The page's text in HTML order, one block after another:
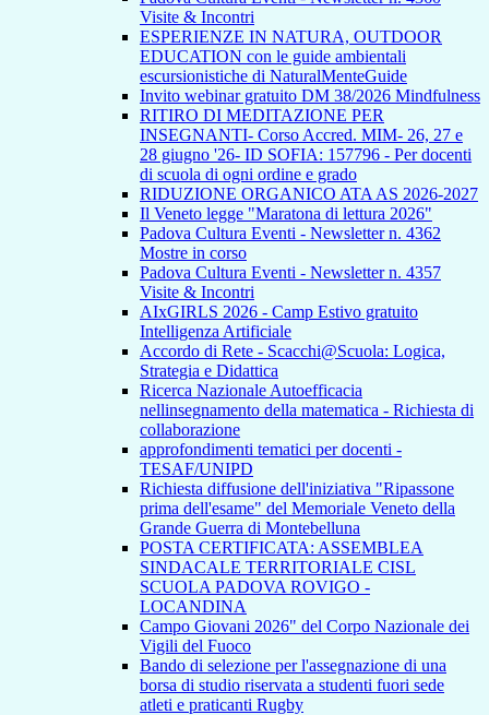
Visite & Incontri
ESPERIENZE IN NATURA, OUTDOOR
EDUCATION con le guide ambientali
escursionistiche di NaturalMenteGuide
Invito webinar gratuito DM 38/2026 Mindfulness
RITIRO DI MEDITAZIONE PER
INSEGNANTI- Corso Accred. MIM- 26, 27 e
28 giugno '26- ID SOFIA: 157796 - Per docenti
di scuola di ogni ordine e grado
RIDUZIONE ORGANICO ATA AS 2026-2027
Il Veneto legge "Maratona di lettura 2026"
Padova Cultura Eventi - Newsletter n. 4362
Mostre in corso
Padova Cultura Eventi - Newsletter n. 4357
Visite & Incontri
AIxGIRLS 2026 - Camp Estivo gratuito
Intelligenza Artificiale
Accordo di Rete - Scacchi@Scuola: Logica,
Strategia e Didattica
Ricerca Nazionale Autoefficacia
nellinsegnamento della matematica - Richiesta di
collaborazione
approfondimenti tematici per docenti -
TESAF/UNIPD
Richiesta diffusione dell'iniziativa "Ripassone
prima dell'esame" del Memoriale Veneto della
Grande Guerra di Montebelluna
POSTA CERTIFICATA: ASSEMBLEA
SINDACALE TERRITORIALE CISL
SCUOLA PADOVA ROVIGO -
LOCANDINA
Campo Giovani 2026" del Corpo Nazionale dei
Vigili del Fuoco
Bando di selezione per l'assegnazione di una
borsa di studio riservata a studenti fuori sede
atleti e praticanti Rugby